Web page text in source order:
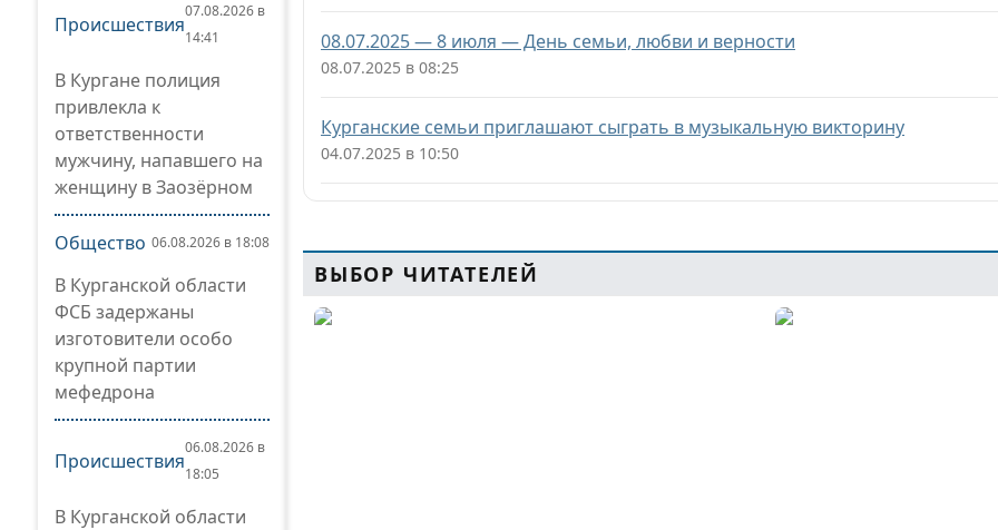
Происшествия
07.08.2026 в
14:41
В Кургане полиция
привлекла к
ответственности
мужчину, напавшего на
женщину в Заозёрном
Общество 06.08.2026 в 18:08
В Курганской области
ФСБ задержаны
изготовители особо
крупной партии
мефедрона
Происшествия
06.08.2026 в
18:05
В Курганской области
08.07.2025 — 8 июля — День семьи, любви и верности
08.07.2025 в 08:25
Курганские семьи приглашают сыграть в музыкальную викторину
04.07.2025 в 10:50
ВЫБОР ЧИТАТЕЛЕЙ